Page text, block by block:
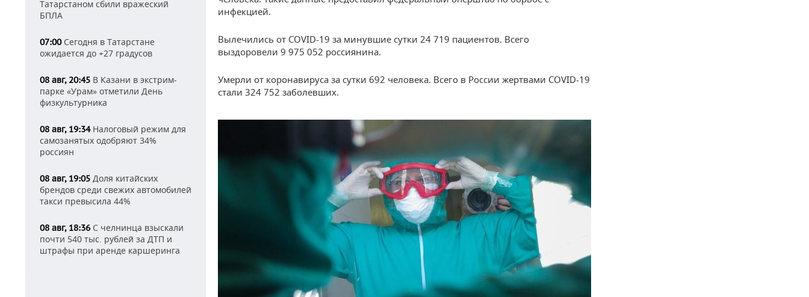
Татарстаном сбили вражеский
БПЛА
07:00Сегодня в Татарстане
ожидается до +27 градусов
08 авг, 20:45 В Казани в экстрим-
парке «Урам» отметили День
физкультурника
08 авг, 19:34Налоговый режим для
самозанятых одобряют 34%
россиян
08 авг, 19:05 Доля китайских
брендов среди свежих автомобилей
такси превысила 44%
08 авг, 18:36 С челнинца взыскали
почти 540 тыс. рублей за ДТП и
штрафы при аренде каршеринга
инфекцией.
Вылечились от COVID-19 за минувшие сутки 24 719 пациентов. Всего
выздоровели 9 975 052 россиянина.
Умерли от коронавируса за сутки 692 человека. Всего в России жертвами COVID-19
стали 324 752 заболевших.